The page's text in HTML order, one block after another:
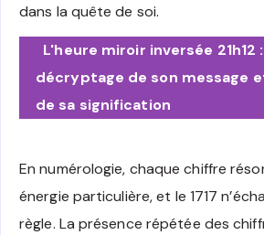
dans la quête de soi.
L'heure miroir inversée 21h12 :
décryptage de son message
de sa signification
En numérologie, chaque chiffre
énergie particulière, et le 1717
règle. La présence répétée des